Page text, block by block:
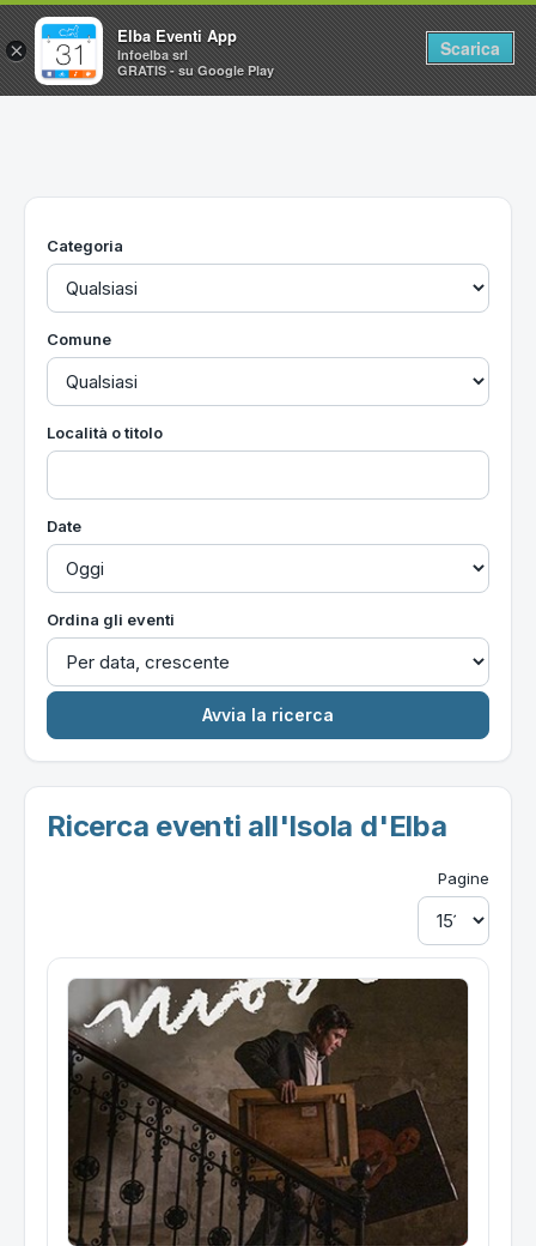
Home
Utilità
Categoria
Comune
Località o titolo
Date
Ordina gli eventi
Ricerca eventi all'Isola d'Elba
Pagine
×
Elba Eventi App
Infoelba srl
GRATIS - su Google Play
Scarica